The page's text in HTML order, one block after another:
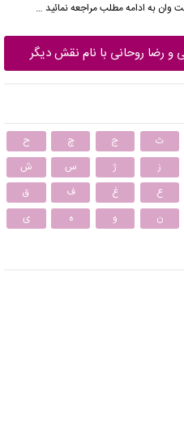
به ادامه مطلب مراجعه نمائید …
رضا روحانی با نام نقش دیگر
ث ج چ
ح
ز ژ س
ش
ع غ ف
ق
ن و ه ی